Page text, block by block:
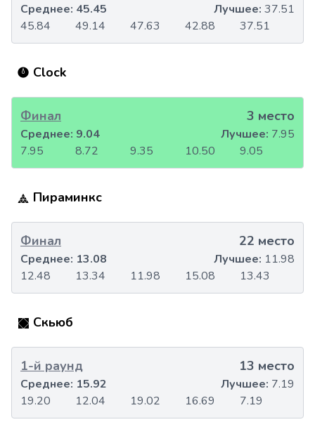
45.84 49.14 47.63 42.88 37.51
Среднее: 45.45 Лучшее: 37.51
Clock
Финал 3 место
7.95 8.72 9.35 10.50 9.05
Среднее: 9.04 Лучшее: 7.95
Пираминкс
Финал 22 место
12.48 13.34 11.98 15.08 13.43
Среднее: 13.08 Лучшее: 11.98
Скьюб
1-й раунд 13 место
19.20 12.04 19.02 16.69 7.19
Среднее: 15.92 Лучшее: 7.19